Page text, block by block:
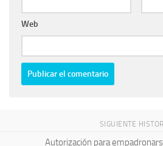
Web
SIGUIENTE
Autorización para